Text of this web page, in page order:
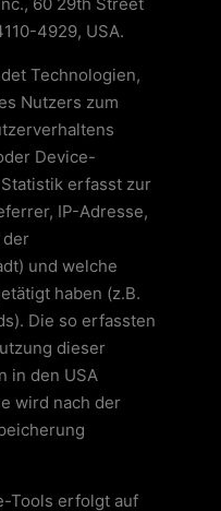
4929, USA.
Technologien,
Nutzers zum
Device-
erfasst zur
IP-Adresse,
der
und welche
haben (z.B.
Die so erfassten
dieser
in den USA
wird nach der
Tools erfolgt auf